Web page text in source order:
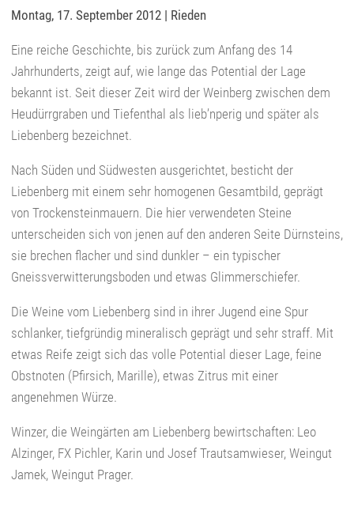
Montag, 17. September 2012 | Rieden
Eine reiche Geschichte, bis zurück zum Anfang des 14
Jahrhunderts, zeigt auf, wie lange das Potential der Lage
bekannt ist. Seit dieser Zeit wird der Weinberg zwischen dem
Heudürrgraben und Tiefenthal als lieb’nperig und später als
Liebenberg bezeichnet.
Nach Süden und Südwesten ausgerichtet, besticht der
Liebenberg mit einem sehr homogenen Gesamtbild, geprägt
von Trockensteinmauern. Die hier verwendeten Steine
unterscheiden sich von jenen auf den anderen Seite Dürnsteins,
sie brechen flacher und sind dunkler – ein typischer
Gneissverwitterungsboden und etwas Glimmerschiefer.
Die Weine vom Liebenberg sind in ihrer Jugend eine Spur
schlanker, tiefgründig mineralisch geprägt und sehr straff. Mit
etwas Reife zeigt sich das volle Potential dieser Lage, feine
Obstnoten (Pfirsich, Marille), etwas Zitrus mit einer
angenehmen Würze.
Winzer, die Weingärten am Liebenberg bewirtschaften: Leo
Alzinger, FX Pichler, Karin und Josef Trautsamwieser, Weingut
Jamek, Weingut Prager.